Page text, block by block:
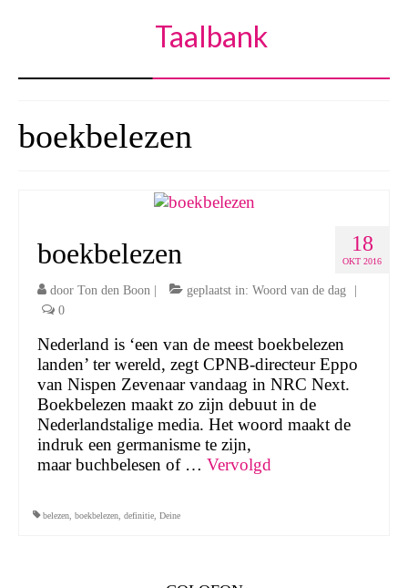
Taalbank
boekbelezen
18
OKT 2016
boekbelezen
door Ton den Boon | geplaatst in: Woord van de dag
|
0
Nederland is ‘een van de meest boekbelezen
landen’ ter wereld, zegt CPNB-directeur Eppo
van Nispen Zevenaar vandaag in NRC Next.
Boekbelezen maakt zo zijn debuut in de
Nederlandstalige media. Het woord maakt de
indruk een germanisme te zijn,
maar buchbelesen of … Vervolgd
belezen boekbelezen definitie Deine